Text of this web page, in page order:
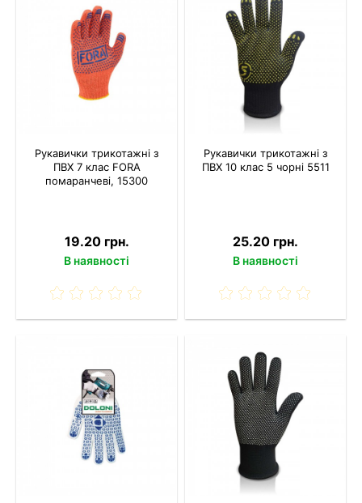
Рукавички трикотажні з
ПВХ 7 клас FORA
помаранчеві, 15300
19.20 грн.
В наявності
Рукавички трикотажні з
ПВХ 10 клас 5 чорні 5511
25.20 грн.
В наявності